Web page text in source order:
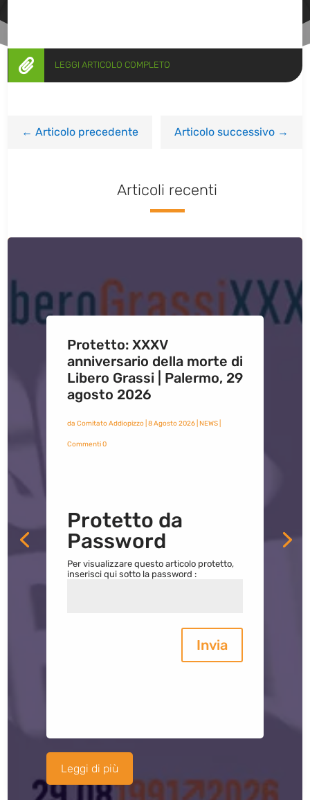
 LEGGI ARTICOLO COMPLETO
←Articolo precedente Articolo successivo→
Articoli recenti
Protetto: XXXV
anniversario della morte di
Libero Grassi | Palermo, 29
agosto 2026
da Comitato Addiopizzo| 8 Agosto 2026| NEWS|
Commenti 0
Protetto da
Password
Per visualizzare questo articolo protetto,
inserisci qui sotto la password :
Invia
Leggi di più